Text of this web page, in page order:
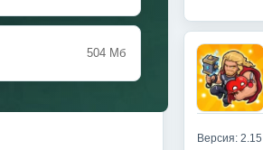
504 Мб
Версия: 2.15